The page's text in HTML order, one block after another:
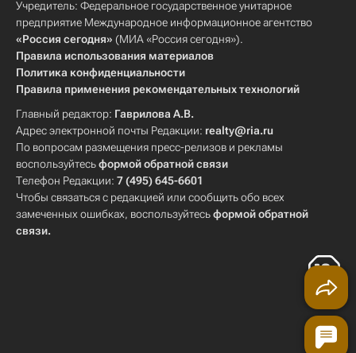
Учредитель: Федеральное государственное унитарное
предприятие Международное информационное агентство
«Россия сегодня» (МИА «Россия сегодня»).
Правила использования материалов
Политика конфиденциальности
Правила применения рекомендательных технологий
Главный редактор: Гаврилова А.В.
Адрес электронной почты Редакции: realty@ria.ru
По вопросам размещения пресс-релизов и рекламы
воспользуйтесьформой обратной связи
Телефон Редакции: 7 (495) 645-6601
Чтобы связаться с редакцией или сообщить обо всех
замеченных ошибках, воспользуйтесьформой обратной
связи.